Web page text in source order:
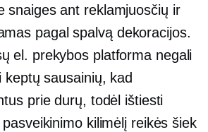
snaiges ant reklamjuosčių ir
pagal spalvądekoracijos.
el. prekybos platforma negali
keptų sausainių, kad
prie durų, todėl ištiesti
kilimėlį reikės šiek